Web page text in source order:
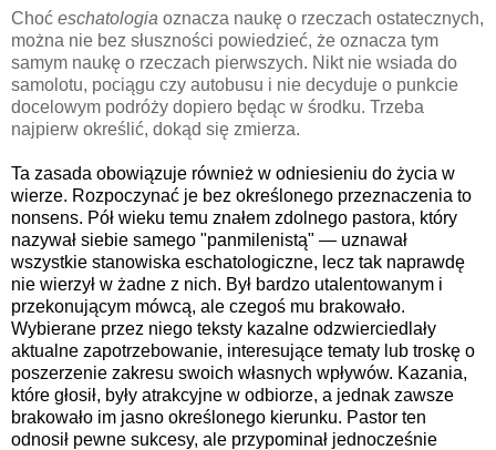
Choć eschatologia oznacza naukę o rzeczach ostatecznych,
można nie bez słuszności powiedzieć, że oznacza tym
samym naukę o rzeczach pierwszych. Nikt nie wsiada do
samolotu, pociągu czy autobusu i nie decyduje o punkcie
docelowym podróży dopiero będąc w środku. Trzeba
najpierw określić, dokąd się zmierza.
Ta zasada obowiązuje również w odniesieniu do życia w
wierze. Rozpoczynać je bez określonego przeznaczenia to
nonsens. Pół wieku temu znałem zdolnego pastora, który
nazywał siebie samego "panmilenistą" — uznawał
wszystkie stanowiska eschatologiczne, lecz tak naprawdę
nie wierzył w żadne z nich. Był bardzo utalentowanym i
przekonującym mówcą, ale czegoś mu brakowało.
Wybierane przez niego teksty kazalne odzwierciedlały
aktualne zapotrzebowanie, interesujące tematy lub troskę o
poszerzenie zakresu swoich własnych wpływów. Kazania,
które głosił, były atrakcyjne w odbiorze, a jednak zawsze
brakowało im jasno określonego kierunku. Pastor ten
odnosił pewne sukcesy, ale przypominał jednocześnie